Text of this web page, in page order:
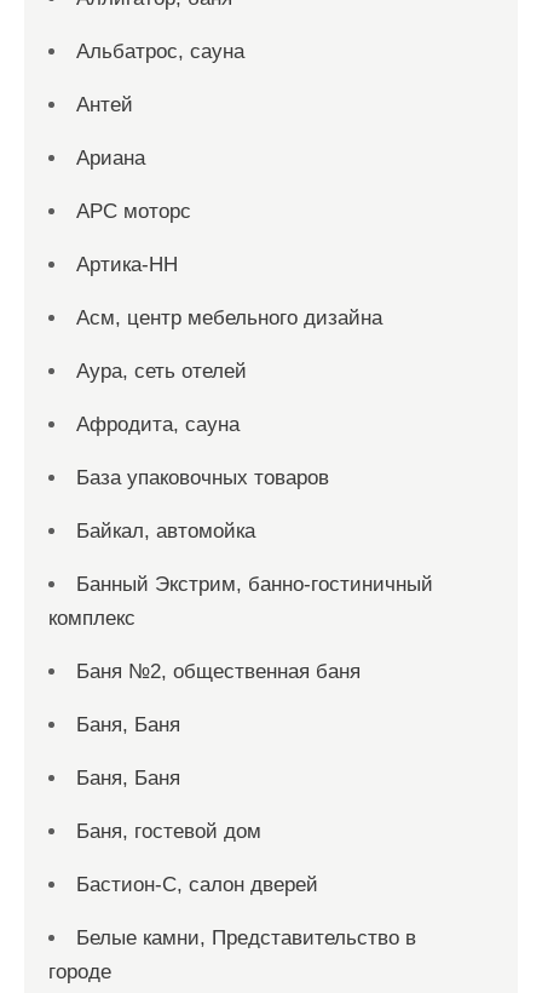
Альбатрос, сауна
Антей
Ариана
АРС моторс
Артика-НН
Асм, центр мебельного дизайна
Аура, сеть отелей
Афродита, сауна
База упаковочных товаров
Байкал, автомойка
Банный Экстрим, банно-гостиничный
комплекс
Баня №2, общественная баня
Баня, Баня
Баня, Баня
Баня, гостевой дом
Бастион-С, салон дверей
Белые камни, Представительство в
городе